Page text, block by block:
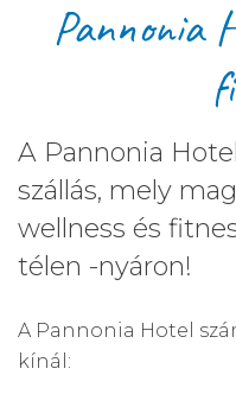
Pannonia
A Pannonia
szállás, mely
wellness és
télen -nyáron!
A Pannonia Hotel
kínál: